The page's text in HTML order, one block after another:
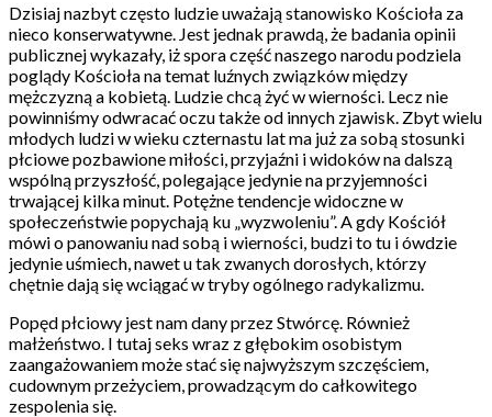
Dzisiaj nazbyt często ludzie uważają stanowisko Kościoła za
nieco konserwatywne. Jest jednak prawdą, że badania opinii
publicznej wykazały, iż spora część naszego narodu podziela
poglądy Kościoła na temat luźnych związków między
mężczyzną a kobietą. Ludzie chcą żyć w wierności. Lecz nie
powinniśmy odwracać oczu także od innych zjawisk. Zbyt wielu
młodych ludzi w wieku czternastu lat ma już za sobą stosunki
płciowe pozbawione miłości, przyjaźni i widoków na dalszą
wspólną przyszłość, polegające jedynie na przyjemności
trwającej kilka minut. Potężne tendencje widoczne w
społeczeństwie popychają ku „wyzwoleniu”. A gdy Kościół
mówi o panowaniu nad sobą i wierności, budzi to tu i ówdzie
jedynie uśmiech, nawet u tak zwanych dorosłych, którzy
chętnie dają się wciągać w tryby ogólnego radykalizmu.
Popęd płciowy jest nam dany przez Stwórcę. Również
małżeństwo. I tutaj seks wraz z głębokim osobistym
zaangażowaniem może stać się najwyższym szczęściem,
cudownym przeżyciem, prowadzącym do całkowitego
zespolenia się.